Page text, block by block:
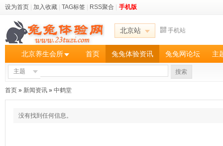
设为首页 加入收藏 TAG标签 RSS聚合 手机版
北京站 手机站
北京养生会所 首页 兔兔体验资讯 兔兔网论坛 主
主题 搜索
首页 » 新闻资讯 » 中鹤堂
没有找到任何信息。